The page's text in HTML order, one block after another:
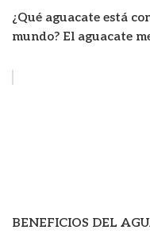
¿Qué aguacate está
mundo? El aguacate
BENEFICIOS DEL